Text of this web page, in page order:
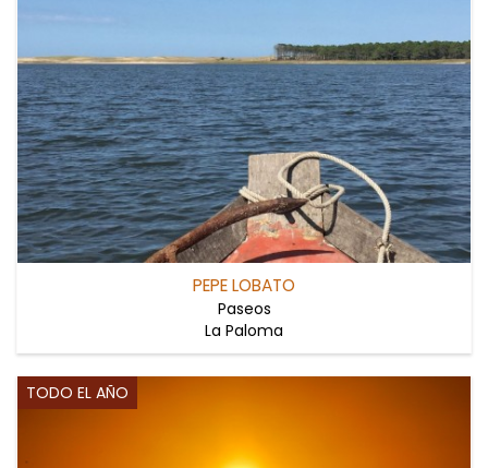
PEPE LOBATO
Paseos
La Paloma
TODO EL AÑO